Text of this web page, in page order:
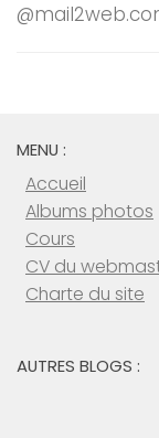
MENU :
Accueil
Albums photos
Cours
CV du
Charte du site
AUTRES BLOGS :